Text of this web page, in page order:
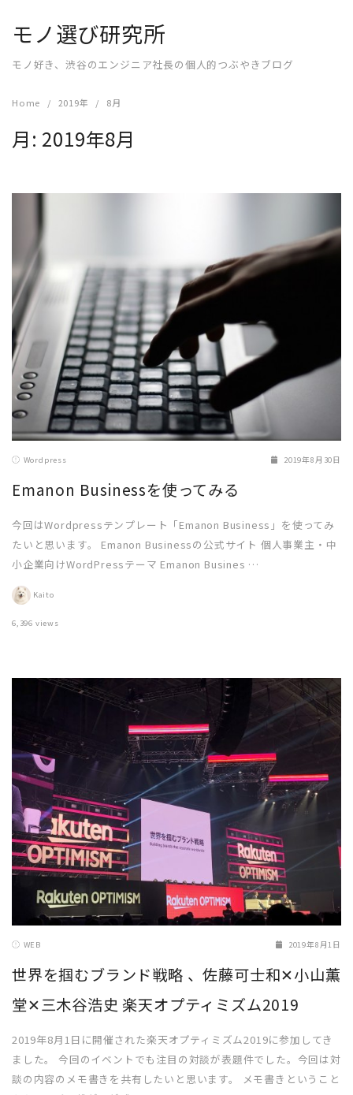
to
content
モノ選び研究所
モノ好き、渋谷のエンジニア社長の個人的つぶやきブログ
Home 2019年 8月
月: 2019年8月
READ MORE
Wordpress 2019年8月30日
Emanon Businessを使ってみる
今回はWordpressテンプレート「Emanon Business」を使ってみ
たいと思います。 Emanon Businessの公式サイト 個人事業主・中
小企業向けWordPressテーマ Emanon Busines …
Kaito
6,396 views
READ MORE
WEB 2019年8月1日
世界を掴むブランド戦略 、佐藤可士和✕小山薫
堂✕三木谷浩史 楽天オプティミズム2019
2019年8月1日に開催された楽天オプティミズム2019に参加してき
ました。 今回のイベントでも注目の対談が表題件でした。今回は対
談の内容のメモ書きを共有したいと思います。 メモ書きということ